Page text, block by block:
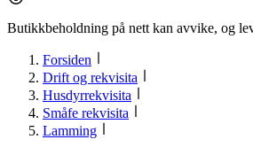
Butikkbeholdning på nett kan avvike, og
Forsiden
Drift og rekvisita
Husdyrrekvisita
Småfe rekvisita
Lamming